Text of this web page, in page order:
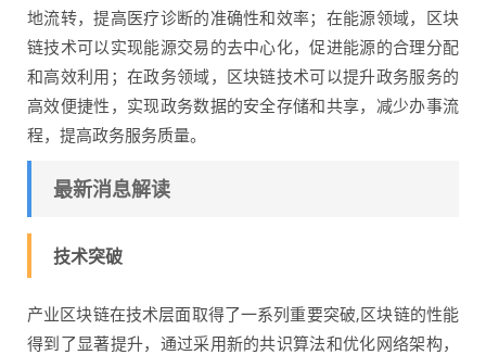
地流转，提高医疗诊断的准确性和效率；在能源领域，区块
链技术可以实现能源交易的去中心化，促进能源的合理分配
和高效利用；在政务领域，区块链技术可以提升政务服务的
高效便捷性，实现政务数据的安全存储和共享，减少办事流
程，提高政务服务质量。
最新消息解读
技术突破
产业区块链在技术层面取得了一系列重要突破,区块链的性能
得到了显著提升，通过采用新的共识算法和优化网络架构，